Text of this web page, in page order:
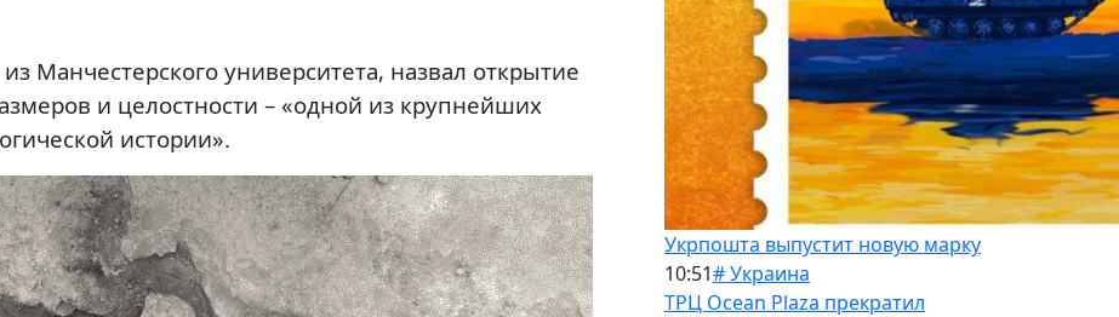
Манчестерского университета, назвал открытие
и целостности – «одной из крупнейших
истории».
Укрпошта выпустит новую марку
10:51# Украина
ТРЦ Ocean Plaza прекратил